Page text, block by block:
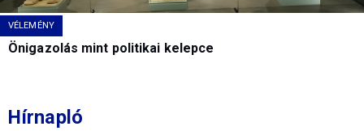
VÉLEMÉNY
Önigazolás mint politikai kelepce
Hírnapló